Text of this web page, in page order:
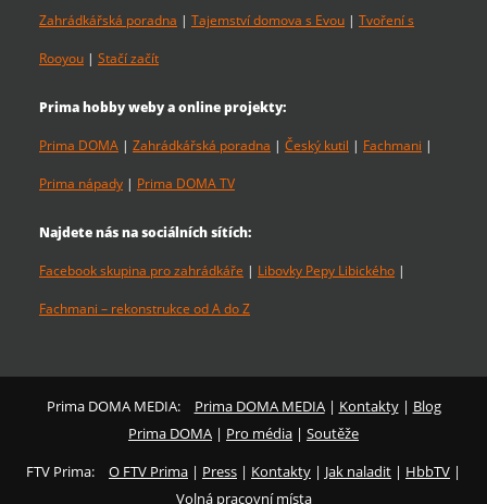
Zahrádkářská poradna | Tajemství domova s Evou | Tvoření s
Rooyou | Stačí začít
Prima hobby weby a online projekty:
Prima DOMA | Zahrádkářská poradna | Český kutil | Fachmani |
Prima nápady | Prima DOMA TV
Najdete nás na sociálních sítích:
Facebook skupina pro zahrádkáře | Libovky Pepy Libického |
Fachmani – rekonstrukce od A do Z
Prima DOMA MEDIA: Prima DOMA MEDIA| Kontakty| Blog
Prima DOMA | Pro média | Soutěže
FTV Prima:
O FTV Prima | Press | Kontakty | Jak naladit | HbbTV |
Volná pracovní místa